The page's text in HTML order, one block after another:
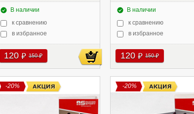
В наличии
к сравнению
в избранное
120 руб 150руб
В наличии
к сравнению
в избранное
120руб 150руб
-20% -20%